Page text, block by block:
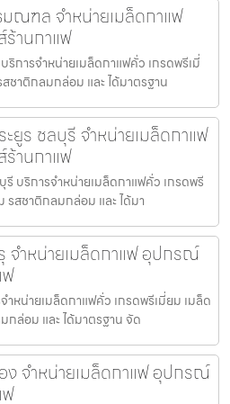
ณฑล จำหน่ายเมล็ดกาแฟ
านกาแฟ
การจำหน่ายเมล็ดกาแฟคั่ว เกรดพรีเมี่
าติกลมกล่อม และ ได้มาตรฐาน
ร ชลบุรี จำหน่ายเมล็ดกาแฟ
านกาแฟ
บริการจำหน่ายเมล็ดกาแฟคั่ว เกรดพรี
สชาติกลมกล่อม และ ได้มา
ำหน่ายเมล็ดกาแฟ อุปกรณ์
หน่ายเมล็ดกาแฟคั่ว เกรดพรีเมี่ยม เมล็ด
ล่อม และ ได้มาตรฐาน จัด
ง จำหน่ายเมล็ดกาแฟ อุปกรณ์